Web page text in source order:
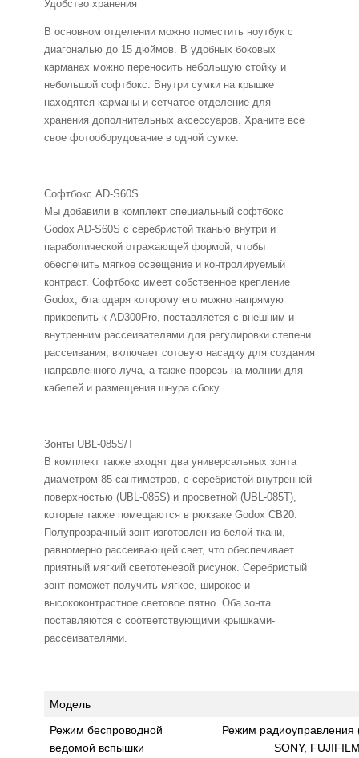
Удобство хранения
В основном отделении можно поместить ноутбук с
диагональю до 15 дюймов. В удобных боковых
карманах можно переносить небольшую стойку и
небольшой софтбокс. Внутри сумки на крышке
находятся карманы и сетчатое отделение для
хранения дополнительных аксессуаров. Храните все
свое фотооборудование в одной сумке.
Софтбокс AD-S60S
Мы добавили в комплект специальный софтбокс
Godox AD-S60S с серебристой тканью внутри и
параболической отражающей формой, чтобы
обеспечить мягкое освещение и контролируемый
контраст. Софтбокс имеет собственное крепление
Godox, благодаря которому его можно напрямую
прикрепить к AD300Pro, поставляется с внешним и
внутренним рассеивателями для регулировки степени
рассеивания, включает сотовую насадку для создания
направленного луча, а также прорезь на молнии для
кабелей и размещения шнура сбоку.
Зонты UBL-085S/T
В комплект также входят два универсальных зонта
диаметром 85 сантиметров, с серебристой внутренней
поверхностью (UBL-085S) и просветной (UBL-085T),
которые также помещаются в рюкзаке Godox CB20.
Полупрозрачный зонт изготовлен из белой ткани,
равномерно рассеивающей свет, что обеспечивает
приятный мягкий светотеневой рисунок. Серебристый
зонт поможет получить мягкое, широкое и
высококонтрастное световое пятно. Оба зонта
поставляются с соответствующими крышками-
рассеивателями.
Модель
Режим беспроводной
ведомой вспышки
Режим радиоуправления
SONY,